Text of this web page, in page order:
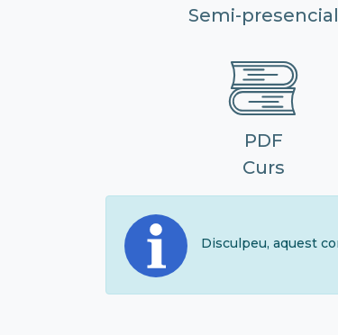
Semi-presencial
PDF
Curs
Disculpeu, aquest